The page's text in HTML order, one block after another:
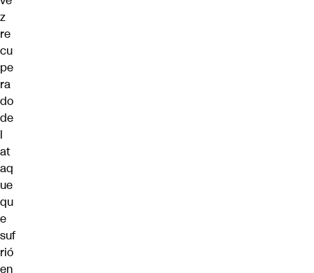
z
re
cu
pe
ra
do
de
l
at
aq
ue
qu
e
suf
rió
en